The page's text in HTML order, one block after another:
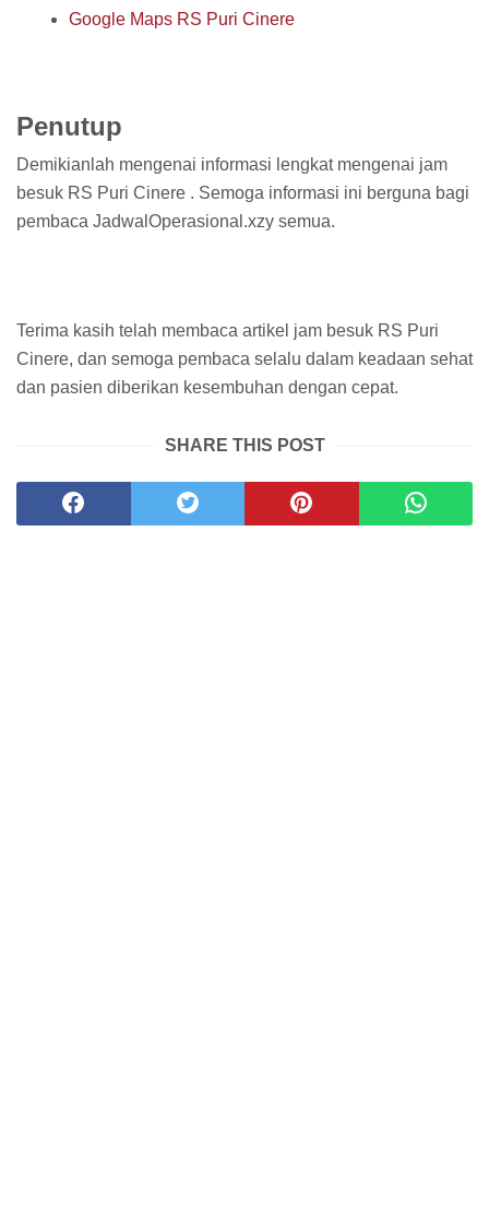
Google Maps RS Puri Cinere
Penutup
Demikianlah mengenai informasi lengkat mengenai jam
besuk RS Puri Cinere . Semoga informasi ini berguna bagi
pembaca JadwalOperasional.xzy semua.
Terima kasih telah membaca artikel jam besuk RS Puri
Cinere, dan semoga pembaca selalu dalam keadaan sehat
dan pasien diberikan kesembuhan dengan cepat.
SHARE THIS POST